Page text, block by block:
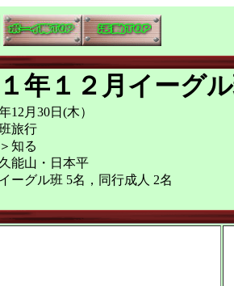
１年１２月イーグ
12月30日(木）
旅行
知る
能山・日本平
ーグル班 5名，同行成人 2名